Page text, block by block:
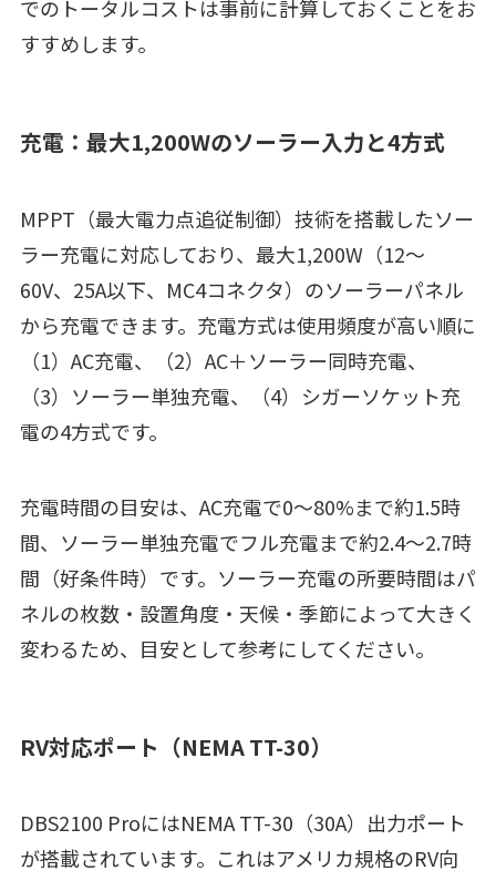
でのトータルコストは事前に計算しておくことをお
すすめします。
充電：最大1,200Wのソーラー入力と4方式
MPPT（最大電力点追従制御）技術を搭載したソー
ラー充電に対応しており、最大1,200W（12〜
60V、25A以下、MC4コネクタ）のソーラーパネル
から充電できます。充電方式は使用頻度が高い順に
（1）AC充電、（2）AC＋ソーラー同時充電、
（3）ソーラー単独充電、（4）シガーソケット充
電の4方式です。
充電時間の目安は、AC充電で0〜80%まで約1.5時
間、ソーラー単独充電でフル充電まで約2.4〜2.7時
間（好条件時）です。ソーラー充電の所要時間はパ
ネルの枚数・設置角度・天候・季節によって大きく
変わるため、目安として参考にしてください。
RV対応ポート（NEMA TT-30）
DBS2100 ProにはNEMA TT-30（30A）出力ポート
が搭載されています。これはアメリカ規格のRV向